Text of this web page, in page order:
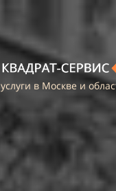
услуги в Москве и